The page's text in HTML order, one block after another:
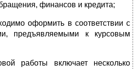
финансов и кредита;
оформить в соответствии с
предъявляемыми к курсовым
работы включает несколько